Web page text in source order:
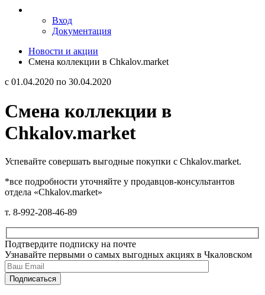
Вход
Документация
Новости и акции
Смена коллекции в Chkalov.market
с 01.04.2020 по 30.04.2020
Смена коллекции в
Chkalov.market
Успевайте совершать выгодные покупки с Chkalov.market.
*все подробности уточняйте у продавцов-консультантов
отдела «Chkalov.market»
т. 8-992-208-46-89
Подтвердите подписку на почте
Узнавайте первыми о самых выгодных акциях в Чкаловском